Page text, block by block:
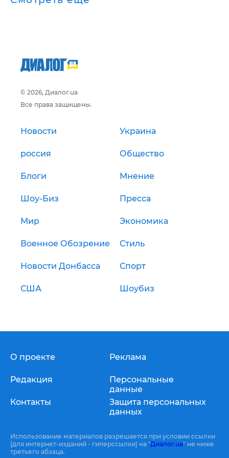
© 2026, Диалог.ua
Все права защищены.
Новости Украина
россия Общество
Блоги Мнение
Шоу-Биз Пресса
Мир Экономика
Военное Обозрение Стиль
Новости Донбасса Спорт
США Шоубиз
О проекте
Редакция
Контакты
Реклама
Персональные
данные
Защита персональных
данных
Использование материалов разрешается при условии ссылки
(для интернет-изданий - гиперссылки) на "Диалог.ua" не ниже
третьего абзаца.